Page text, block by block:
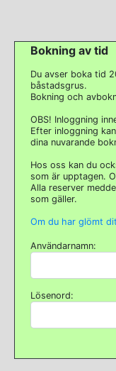
Bokning av tid
Du avser boka tid
båstadsgrus.
Bokning och
OBS! Inloggning
Efter inloggning
dina nuvarande
Hos oss kan du
som är upptagen.
Alla reserver
som gäller.
Om du har glömt
Användarnamn:
Lösenord: